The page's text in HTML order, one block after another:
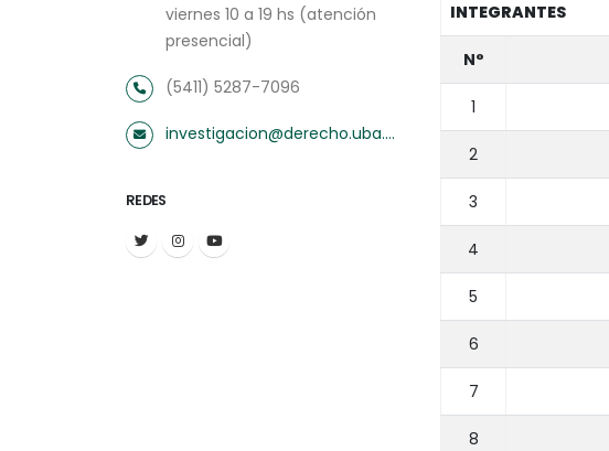
viernes 10 a 19 hs (atención
presencial)
(5411) 5287-7096
investigacion@derecho.uba.ar
REDES
INTEGRANTES
N°
1
2
3
4
5
6
7
8